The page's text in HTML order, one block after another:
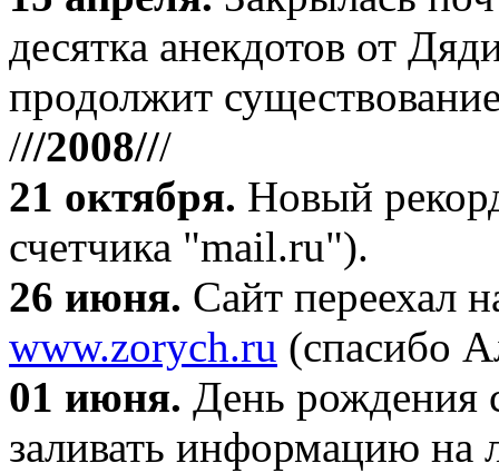
десятка анекдотов от
продолжит
///2008///
21 октября. Новый
счетчика "mail.ru").
26 июня. Сайт переехал
www.zorych.ru (спасибо
01 июня. День рождения
заливать информацию на